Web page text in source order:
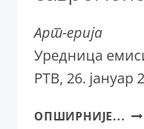
Арт-ерија
Уредница
РТВ, 26. јануар
ОПШИРНИЈЕ...